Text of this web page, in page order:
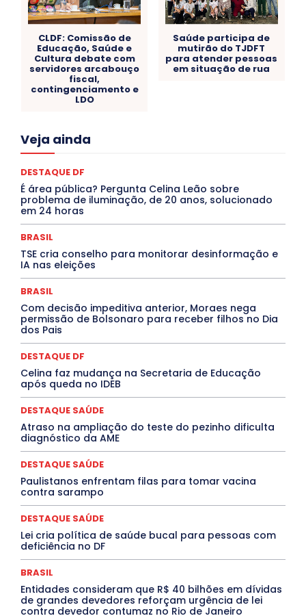
CLDF: Comissão de
Educação, Saúde e
Cultura debate com
servidores arcabouço
fiscal,
contingenciamento e
LDO
Saúde participa de
mutirão do TJDFT
para atender pessoas
em situação de rua
Veja ainda
Acre
Congressuanas & Esplanadumas
Covid-19
Crônica Política Crônicas
Cultura e Tal
DANÇA Dengue
Denuncia
DESTAQUE BRASIL
DESTAQUE DF
DESTAQUE SAÚDE
DESTAQUES OUTROS
Especial
Espírito Santo ESPORTE
ESTÁGIO
EVENTOS
Febre Oropouche
FILMES
Goiás
Jogos Online
JUDICIÁRIO LITERATURA
Maranhão
Marburg
Mato Grosso
Mato Grosso do Sul
MEIO AMBIENTE
MÚSICA
O Plantonista Opinião Oropouche
Pará
Paraíba
PROCESSO SELETIVO
PUBLIEDITORIAL
QUALIFICAÇÃO PROFISSIONAL
RESIDÊNCIA
Santa Catarina
Saúde Agora
TÁ FROID?
TEATRO TECNOLOGIA
TIC TAC
Tocantins
DESTAQUE DF
É área pública? Pergunta Celina Leão sobre
problema de iluminação, de 20 anos, solucionado
em 24 horas
BRASIL
TSE cria conselho para monitorar desinformação e
IA nas eleições
BRASIL
Com decisão impeditiva anterior, Moraes nega
permissão de Bolsonaro para receber filhos no Dia
dos Pais
DESTAQUE DF
Celina faz mudança na Secretaria de Educação
após queda no IDEB
DESTAQUE SAÚDE
Atraso na ampliação do teste do pezinho dificulta
diagnóstico da AME
DESTAQUE SAÚDE
Paulistanos enfrentam filas para tomar vacina
contra sarampo
DESTAQUE SAÚDE
Lei cria política de saúde bucal para pessoas com
deficiência no DF
BRASIL
Entidades consideram que R$ 40 bilhões em dívidas
de grandes devedores reforçam urgência de lei
contra devedor contumaz no Rio de Janeiro